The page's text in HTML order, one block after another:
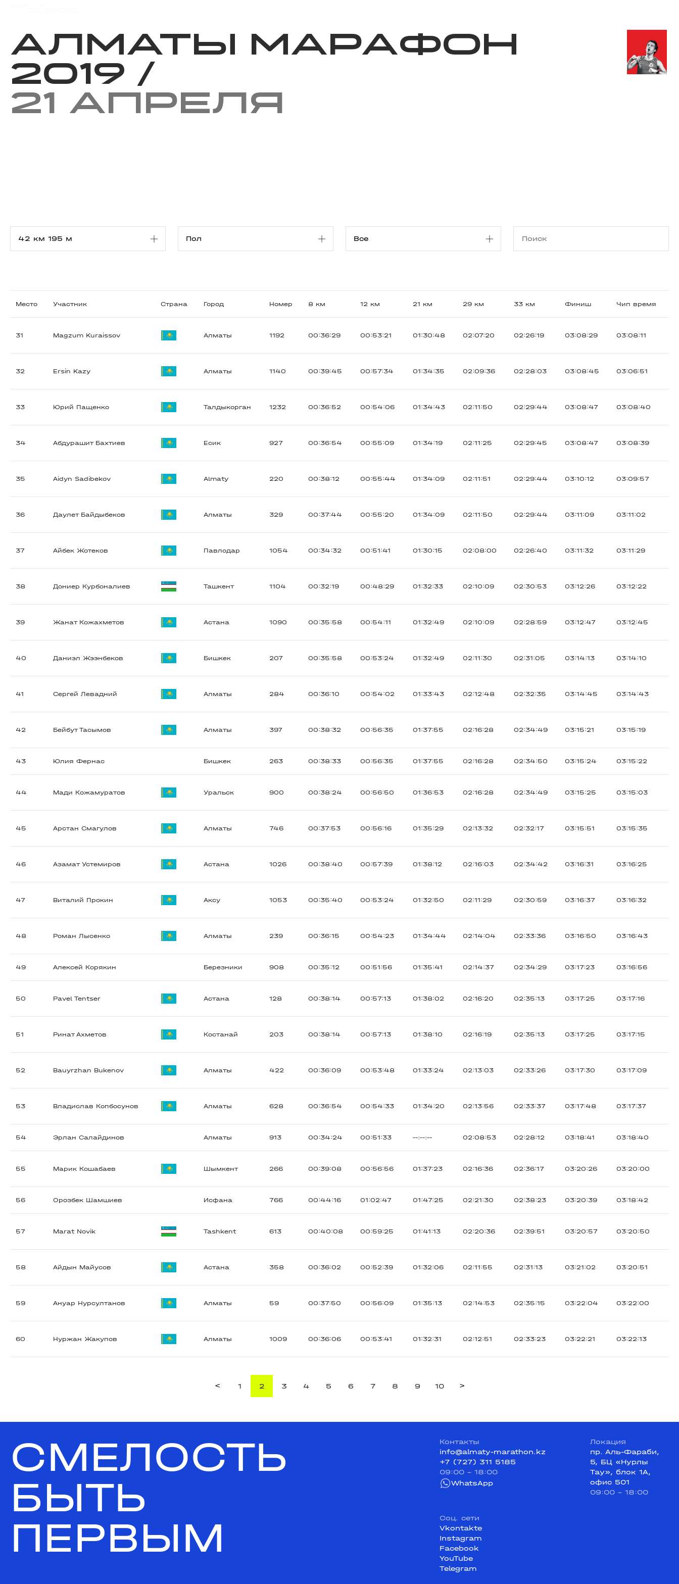
Алматы марафон
2019 /
21 апреля
Место Участник Страна Город Номер 8 км 12 км 21 км 29 км 33 км Финиш Чип время
31 Magzum Kuraissov Алматы 1192 00:36:29 00:53:21 01:30:48 02:07:20 02:26:19 03:08:29 03:08:11
32 Ersin Kazy Алматы 1140 00:39:45 00:57:34 01:34:35 02:09:36 02:28:03 03:08:45 03:06:51
33 Юрий Пащенко Талдыкорган 1232 00:36:52 00:54:06 01:34:43 02:11:50 02:29:44 03:08:47 03:08:40
34 Абдурашит Бахтиев Есик 927 00:36:54 00:55:09 01:34:19 02:11:25 02:29:45 03:08:47 03:08:39
35 Aidyn Sadibekov Almaty 220 00:38:12 00:55:44 01:34:09 02:11:51 02:29:44 03:10:12 03:09:57
36 Даулет Байдыбеков Алматы 329 00:37:44 00:55:20 01:34:09 02:11:50 02:29:44 03:11:09 03:11:02
37 Айбек Жотеков Павлодар 1054 00:34:32 00:51:41 01:30:15 02:08:00 02:26:40 03:11:32 03:11:29
38 Дониер Курбоналиев Ташкент 1104 00:32:19 00:48:29 01:32:33 02:10:09 02:30:53 03:12:26 03:12:22
39 Жанат Кожахметов Астана 1090 00:35:58 00:54:11 01:32:49 02:10:09 02:28:59 03:12:47 03:12:45
40 Даниэл Жээнбеков Бишкек 207 00:35:58 00:53:24 01:32:49 02:11:30 02:31:05 03:14:13 03:14:10
41 Сергей Левадний Алматы 284 00:36:10 00:54:02 01:33:43 02:12:48 02:32:35 03:14:45 03:14:43
42 Бейбут Тасымов Алматы 397 00:38:32 00:56:35 01:37:55 02:16:28 02:34:49 03:15:21 03:15:19
43 Юлия Фернас Бишкек 263 00:38:33 00:56:35 01:37:55 02:16:28 02:34:50 03:15:24 03:15:22
44 Мади Кожамуратов Уральск 900 00:38:24 00:56:50 01:36:53 02:16:28 02:34:49 03:15:25 03:15:03
45 Арстан Смагулов Алматы 746 00:37:53 00:56:16 01:35:29 02:13:32 02:32:17 03:15:51 03:15:35
46 Азамат Устемиров Астана 1026 00:38:40 00:57:39 01:38:12 02:16:03 02:34:42 03:16:31 03:16:25
47 Виталий Прокин Аксу 1053 00:35:40 00:53:24 01:32:50 02:11:29 02:30:59 03:16:37 03:16:32
48 Роман Лысенко Алматы 239 00:36:15 00:54:23 01:34:44 02:14:04 02:33:36 03:16:50 03:16:43
49 Алексей Корякин Березники 908 00:35:12 00:51:56 01:35:41 02:14:37 02:34:29 03:17:23 03:16:56
50 Pavel Tentser Астана 128 00:38:14 00:57:13 01:38:02 02:16:20 02:35:13 03:17:25 03:17:16
51 Ринат Ахметов Костанай 203 00:38:14 00:57:13 01:38:10 02:16:19 02:35:13 03:17:25 03:17:15
52 Bauyrzhan Bukenov Алматы 422 00:36:09 00:53:48 01:33:24 02:13:03 02:33:26 03:17:30 03:17:09
53 Владислав Копбосунов Алматы 628 00:36:54 00:54:33 01:34:20 02:13:56 02:33:37 03:17:48 03:17:37
54 Эрлан Салайдинов Алматы 913 00:34:24 00:51:33 --:--:-- 02:08:53 02:28:12 03:18:41 03:18:40
55 Марик Кошабаев Шымкент 266 00:39:08 00:56:56 01:37:23 02:16:36 02:36:17 03:20:26 03:20:00
56 Орозбек Шамшиев Исфана 766 00:44:16 01:02:47 01:47:25 02:21:30 02:38:23 03:20:39 03:18:42
57 Marat Novik Tashkent 613 00:40:08 00:59:25 01:41:13 02:20:36 02:39:51 03:20:57 03:20:50
58 Айдын Майусов Астана 358 00:36:02 00:52:39 01:32:06 02:11:55 02:31:13 03:21:02 03:20:51
59 Ануар Нурсултанов Алматы 59 00:37:50 00:56:09 01:35:13 02:14:53 02:35:15 03:22:04 03:22:00
60 Нуржан Жакупов Алматы 1009 00:36:06 00:53:41 01:32:31 02:12:51 02:33:23 03:22:21 03:22:13
< 1 2 3 4 5 6 7 8 9 10 >
СМЕЛОСТЬ
БЫТЬ
ПЕРВЫМ
Контакты
info@almaty-marathon.kz
+7 (727) 311 5185
09:00 - 18:00
WhatsApp
Локация
пр. Аль-Фараби,
5, БЦ «Нурлы
Тау», блок 1А,
офис 501
09:00 - 18:00
Соц. сети
Vkontakte
Instagram
Facebook
YouTube
Telegram